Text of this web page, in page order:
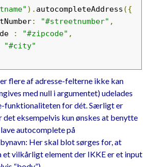
<input
type = "text" name
"city"
= "45"
"disabled"
). autocompleteAddress ({
: "#streetnumber" ,
: "#zipcode" ,
"#city"
flere af adresse-felterne ikke kan
med null i argumentet) udelades
funktionaliteten for dét. Særligt er
eksempelvis kun ønskes at benytte
autocomplete på
Her skal blot sørges for, at
et vilkårligt element der IKKE er et input